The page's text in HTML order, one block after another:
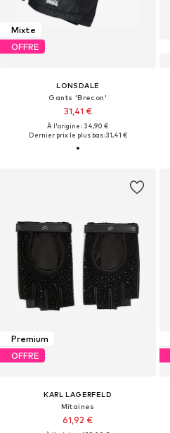
Mixte
OFFRE
LONSDALE
Gants 'Brecon'
31,41 €
À l'origine : 34,90 €
Dernier prix le plus bas :31,41 €
Premium
OFFRE
KARL LAGERFELD
Mitaines
61,92 €